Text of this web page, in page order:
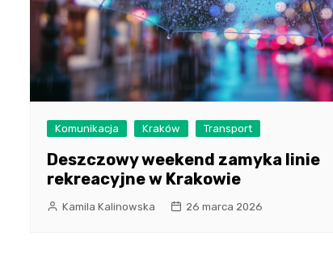
Komunikacja Kraków Transport
Deszczowy weekend zamyka linie
rekreacyjne w Krakowie
Kamila Kalinowska 26 marca 2026